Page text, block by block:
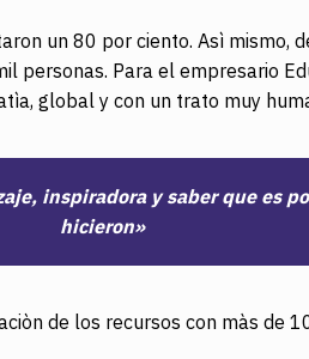
un 80 por ciento. Asì mismo,
personas. Para el empresario
global y con un trato muy
inspiradora y saber que es
hicieron»
de los recursos con màs de